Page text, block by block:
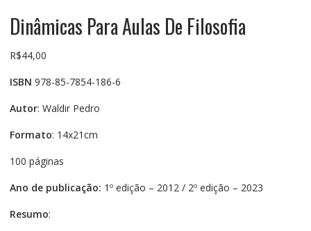
Dinâmicas Para Aulas De Filosofia
R$44,00
ISBN 978-85-7854-186-6
Autor: Waldir Pedro
Formato: 14x21cm
100 páginas
Ano de publicação: 1º edição – 2012 / 2º edição – 2023
Resumo: